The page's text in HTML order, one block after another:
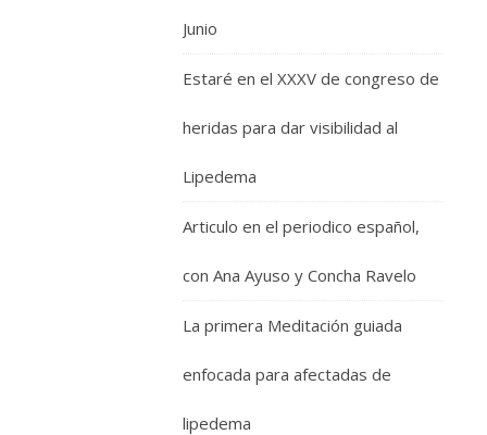
Junio
Estaré en el XXXV de congreso de
heridas para dar visibilidad al
Lipedema
Articulo en el periodico español,
con Ana Ayuso y Concha Ravelo
La primera Meditación guiada
enfocada para afectadas de
lipedema